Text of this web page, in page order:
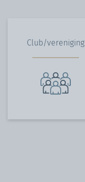
Club/vereniging